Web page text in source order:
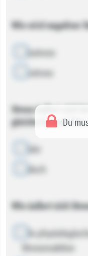
Du
Wie wird negativer
Disstress
eustress
Stress äußert sich
gleiche Art und
Wahr
Falsch
Wie äußert sich
Alle
Stressreaktion